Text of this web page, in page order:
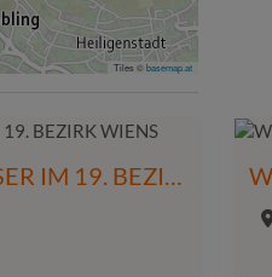
Tiles ©basemap.at
WOHNEN AM WASSER IM 19. BEZIRK WIENS